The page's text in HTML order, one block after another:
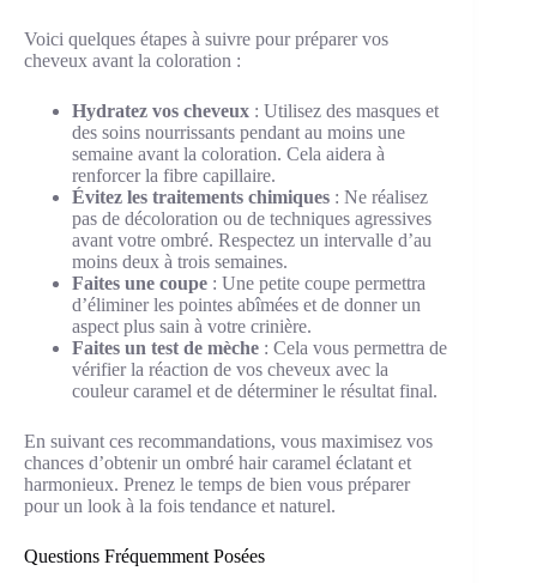
Voici quelques étapes à suivre pour préparer vos
cheveux avant la coloration :
Hydratez vos cheveux : Utilisez des masques et
des soins nourrissants pendant au moins une
semaine avant la coloration. Cela aidera à
renforcer la fibre capillaire.
Évitez les traitements chimiques : Ne réalisez
pas de décoloration ou de techniques agressives
avant votre ombré. Respectez un intervalle d’au
moins deux à trois semaines.
Faites une coupe : Une petite coupe permettra
d’éliminer les pointes abîmées et de donner un
aspect plus sain à votre crinière.
Faites un test de mèche : Cela vous permettra de
vérifier la réaction de vos cheveux avec la
couleur caramel et de déterminer le résultat final.
En suivant ces recommandations, vous maximisez vos
chances d’obtenir un ombré hair caramel éclatant et
harmonieux. Prenez le temps de bien vous préparer
pour un look à la fois tendance et naturel.
Questions Fréquemment Posées